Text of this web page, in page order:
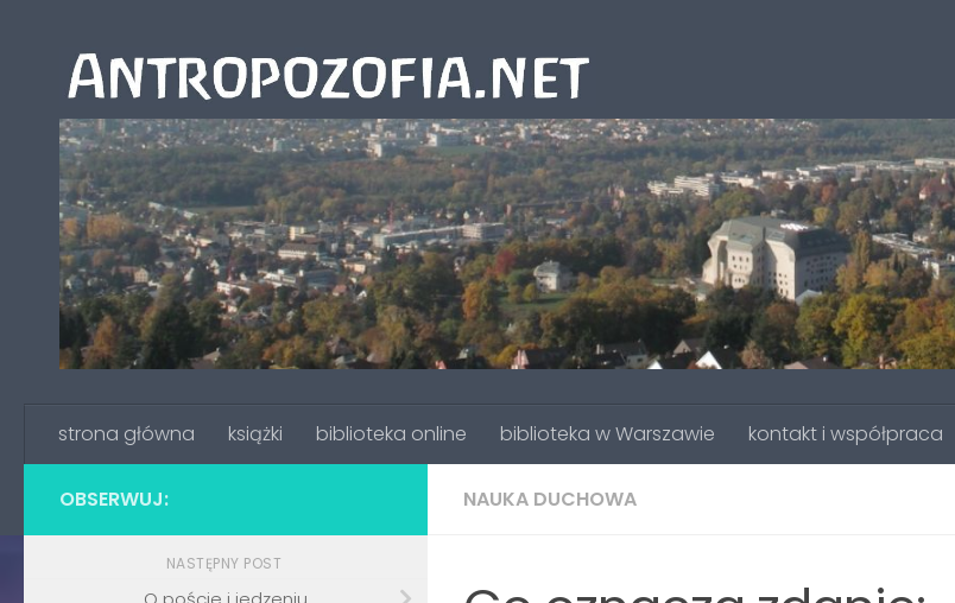
strona główna książki biblioteka online biblioteka w Warszawie kontakt i współpraca
NAUKA DUCHOWA
OBSERWUJ:
NASTĘPNY POST